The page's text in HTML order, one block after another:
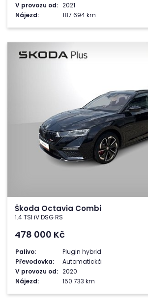
V provozu od: 2021
Nájezd:
187 694 km
Škoda Octavia Combi
1.4 TSI iV DSG RS
478 000 Kč
Palivo:
Plugin hybrid
Převodovka:
Automatická
V provozu od: 2020
Nájezd:
150 733 km